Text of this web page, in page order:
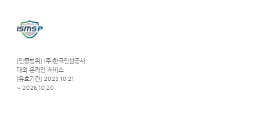
[인증범위] (주)한국인삼공사
대외 온라인 서비스
[유효기간] 2023.10.21
~ 2026.10.20